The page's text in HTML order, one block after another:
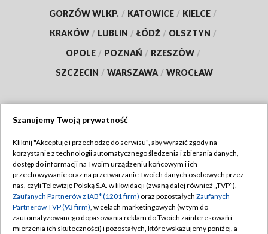
GORZÓW WLKP. / KATOWICE / KIELCE /
KRAKÓW / LUBLIN / ŁÓDŹ / OLSZTYN /
OPOLE / POZNAŃ / RZESZÓW /
SZCZECIN / WARSZAWA / WROCŁAW
TVP
Abonament TVP
Emisja w TVP
Centrum informacji TVP
Regulamin TVP
Polityka prywatności
Moje zgody
Szanujemy Twoją prywatność
Kliknij "Akceptuję i przechodzę do serwisu", aby wyrazić zgody na
korzystanie z technologii automatycznego śledzenia i zbierania danych,
dostęp do informacji na Twoim urządzeniu końcowym i ich
przechowywanie oraz na przetwarzanie Twoich danych osobowych przez
nas, czyli Telewizję Polską S.A. w likwidacji (zwaną dalej również „TVP”),
Zaufanych Partnerów z IAB* (1201 firm) oraz pozostałych Zaufanych
Partnerów TVP (93 firm), w celach marketingowych (w tym do
zautomatyzowanego dopasowania reklam do Twoich zainteresowań i
mierzenia ich skuteczności) i pozostałych, które wskazujemy poniżej, a